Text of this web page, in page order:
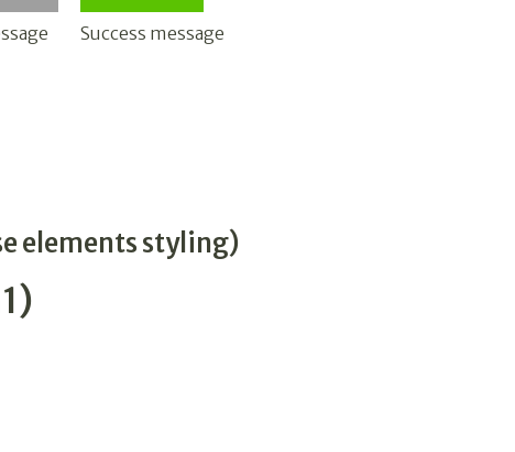
Success message
elements styling)